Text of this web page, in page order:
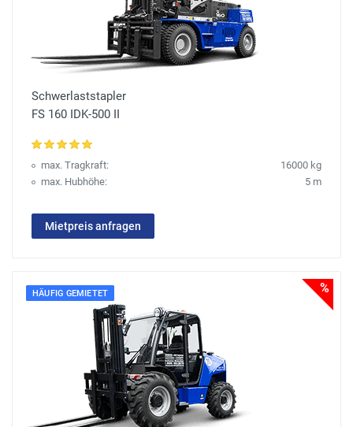
Schwerlaststapler
FS 160 IDK-500 II
max. Tragkraft:
16000 kg
max. Hubhöhe:
5 m
Mietpreis anfragen
HÄUFIG GEMIETET %